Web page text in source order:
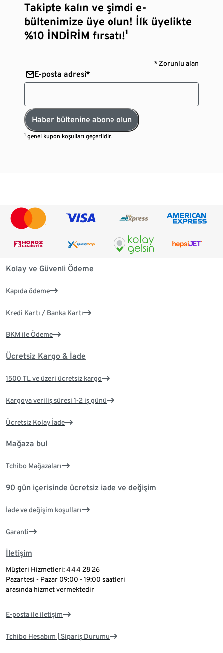
Takipte kalın ve şimdi e-
bültenimize üye olun! İlk üyelikte
%10 İNDİRİM fırsatı!¹
* Zorunlu alan
E-posta adresi*
Haber bültenine abone olun
¹genel kupon koşulları geçerlidir.
Kolay ve Güvenli Ödeme
Kapıda ödeme
Kredi Kartı / Banka Kartı
BKM ile Ödeme
Ücretsiz Kargo & İade
1500 TL ve üzeri ücretsiz kargo
Kargoya veriliş süresi 1-2 iş günü
Ücretsiz Kolay İade
Mağaza bul
Tchibo Mağazaları
90 gün içerisinde ücretsiz iade ve değişim
İade ve değişim koşulları
Garanti
İletişim
Müşteri Hizmetleri: 444 28 26
Pazartesi - Pazar 09:00 - 19:00 saatleri
arasında hizmet vermektedir
E-posta ile iletişim
Tchibo Hesabım | Sipariş Durumu